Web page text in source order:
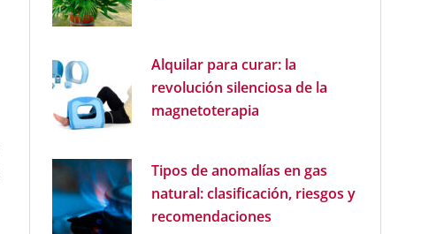
Alquilar para curar: la
revolución silenciosa de la
magnetoterapia
Tipos de anomalías en gas
natural: clasificación, riesgos y
recomendaciones